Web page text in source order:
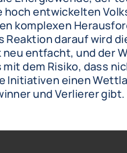
hoch entwickelten
komplexen
Reaktion darauf wird
entfacht, und der
dem Risiko, dass
Initiativen einen
und Verlierer gibt.